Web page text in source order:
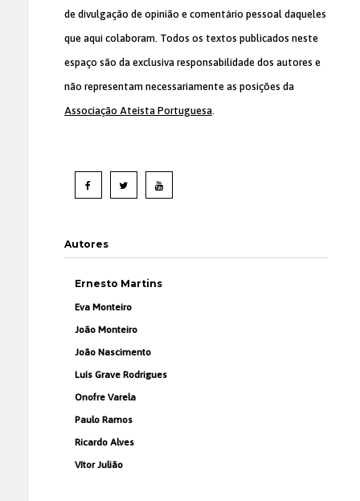
de divulgação de opinião e comentário pessoal daqueles
que aqui colaboram. Todos os textos publicados neste
espaço são da exclusiva responsabilidade dos autores e
não representam necessariamente as posições da
Associação Ateísta Portuguesa.
Autores
Ernesto Martins
Eva Monteiro
João Monteiro
João Nascimento
Luís Grave Rodrigues
Onofre Varela
Paulo Ramos
Ricardo Alves
Vítor Julião